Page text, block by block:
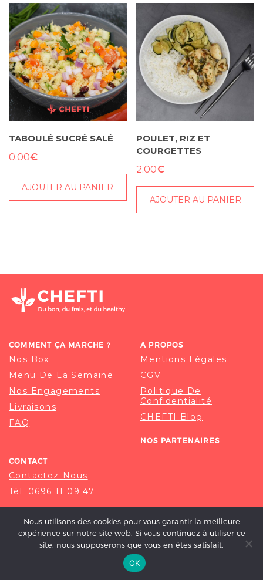
TABOULÉ SUCRÉ SALÉ
0.00€
AJOUTER AU PANIER
POULET, RIZ ET
COURGETTES
2.00€
AJOUTER AU PANIER
COMMENT ÇA MARCHE ?
Nos Box
Menu De La Semaine
Nos Engagements
Livraisons
FAQ
A PROPOS
Mentions Légales
CGV
Politique De
Confidentialité
CHEFTI Blog
NOS PARTENAIRES
CONTACT
Contactez-Nous
Tél. 0696 11 09 47
© 2020-2026 CHEFTI, ALL RIGHT RESERVED.
Nous utilisons des cookies pour vous garantir la meilleure
expérience sur notre site web. Si vous continuez à utiliser ce
site, nous supposerons que vous en êtes satisfait.
OK